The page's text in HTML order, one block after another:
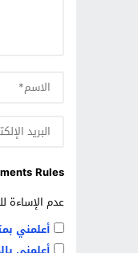
Rules :
عدم الإساءة
أعلمني